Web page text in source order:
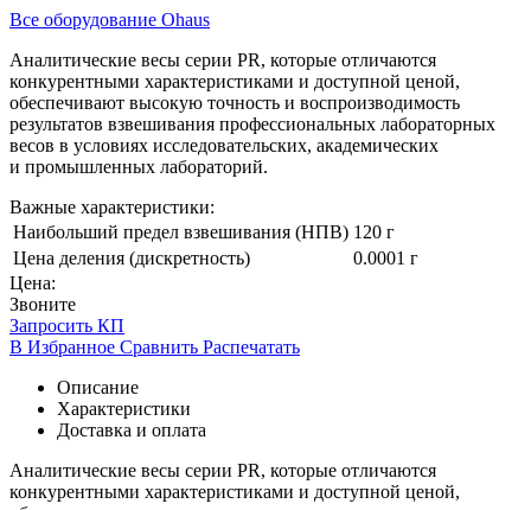
Все оборудование Ohaus
Аналитические весы серии PR, которые отличаются
конкурентными характеристиками и доступной ценой,
обеспечивают высокую точность и воспроизводимость
результатов взвешивания профессиональных лабораторных
весов в условиях исследовательских, академических
и промышленных лабораторий.
Важные характеристики:
Наибольший предел взвешивания (НПВ) 120 г
Цена деления (дискретность)
0.0001 г
Цена:
Звоните
Запросить КП
В Избранное Сравнить Распечатать
Описание
Характеристики
Доставка и оплата
Аналитические весы серии PR, которые отличаются
конкурентными характеристиками и доступной ценой,